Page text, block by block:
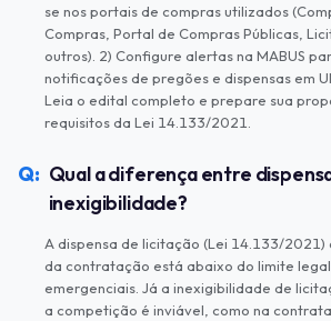
se nos portais de compras utilizados
Compras, Portal de Compras Públicas,
outros). 2) Configure alertas na MABUS
notificações de pregões e dispensas em
Leia o edital completo e prepare sua
requisitos da Lei 14.133/2021.
Qual a diferença entre
inexigibilidade?
A dispensa de licitação (Lei 14.133/
da contratação está abaixo do limite
emergenciais. Já a inexigibilidade de
a competição é inviável, como na